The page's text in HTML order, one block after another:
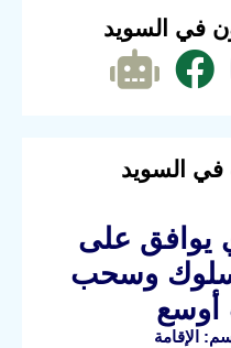
في السويد
في السويد
يوافق على
وسحب
أوسع
الإقامة